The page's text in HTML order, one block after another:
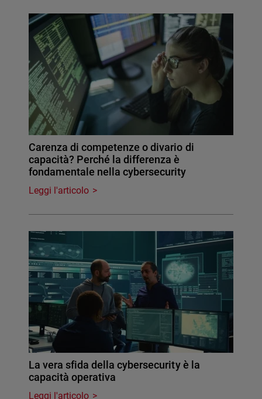
Carenza di competenze o divario di
capacità? Perché la differenza è
fondamentale nella cybersecurity
Leggi l'articolo
La vera sfida della cybersecurity è la
capacità operativa
Leggi l'articolo